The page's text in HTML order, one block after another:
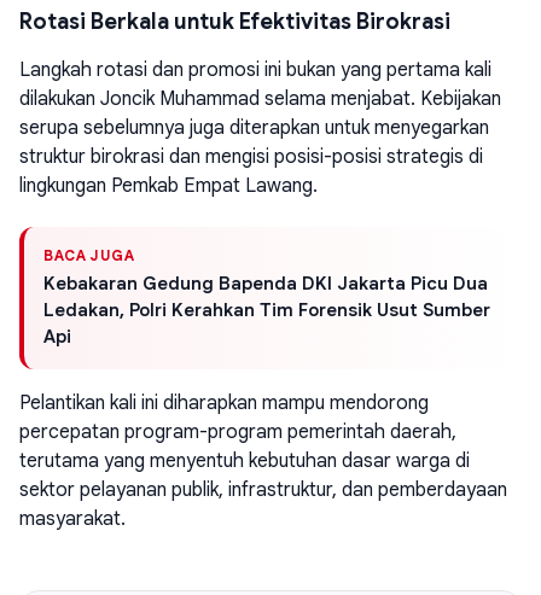
Rotasi Berkala untuk Efektivitas Birokrasi
Langkah rotasi dan promosi ini bukan yang pertama kali
dilakukan Joncik Muhammad selama menjabat. Kebijakan
serupa sebelumnya juga diterapkan untuk menyegarkan
struktur birokrasi dan mengisi posisi-posisi strategis di
lingkungan Pemkab Empat Lawang.
BACA JUGA
Kebakaran Gedung Bapenda DKI Jakarta Picu Dua
Ledakan, Polri Kerahkan Tim Forensik Usut Sumber
Api
Pelantikan kali ini diharapkan mampu mendorong
percepatan program-program pemerintah daerah,
terutama yang menyentuh kebutuhan dasar warga di
sektor pelayanan publik, infrastruktur, dan pemberdayaan
masyarakat.